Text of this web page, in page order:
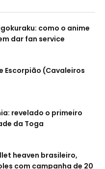
como o anime
dar fan service
Escorpião (Cavaleiros
revelado o primeiro
da Toga
heaven brasileiro,
com campanha de 20